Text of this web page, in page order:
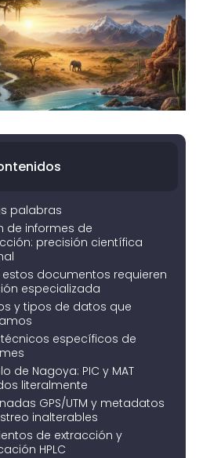
palabras
de informes de
precisión científica
estos documentos requieren
especializada
y tipos de datos que
técnicos específicos de
de Nagoya: PIC y MAT
literalmente
GPS/UTM y metadatos
inalterables
de extracción y
HPLC